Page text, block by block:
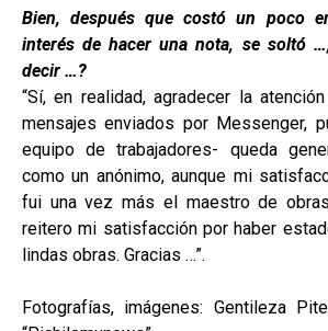
Bien, después que costó un poco
interés de hacer una nota, se soltó
decir …?
“Sí, en realidad, agradecer la
mensajes enviados por Messenger,
equipo de trabajadores- queda
como un anónimo, aunque mi
fui una vez más el maestro de
reitero mi satisfacción por haber
lindas obras. Gracias …”.
Fotografías, imágenes: Gentileza